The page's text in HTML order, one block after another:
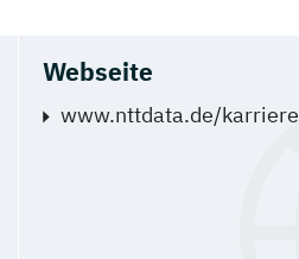
Webseite
www.nttdata.de/karriere